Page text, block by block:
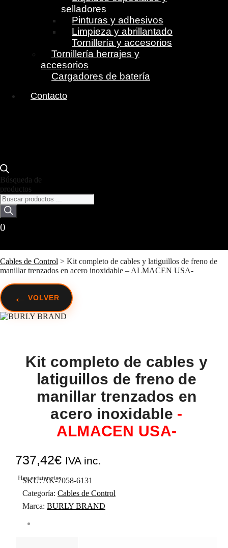
Cables de Control > Kit completo de cables y latiguillos de freno de
manillar trenzados en acero inoxidable – ALMACEN USA-
selladores
Pinturas y adhesivos
Limpieza y abrillantado
Tornillería y accesorios
Tornillería herrajes y
accesorios
Cargadores de batería
Contacto
Búsqueda de
productos
0
← VOLVER
Kit completo de cables y
latiguillos de freno de
manillar trenzados en
acero inoxidable -
ALMACEN USA-
737,42€ IVA inc.
Hay existencias
SKU:AK-7058-6131
Categoría: Cables de Control
Marca: BURLY BRAND